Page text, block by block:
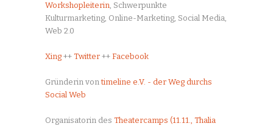
Workshopleiterin, Schwerpunkte
Kulturmarketing, Online-Marketing, Social Media,
Web 2.0
Xing ++ Twitter ++ Facebook
Gründerin vontimeline e.V. - der Weg durchs
Social Web
Organisatorin des Theatercamps (11.11., Thalia